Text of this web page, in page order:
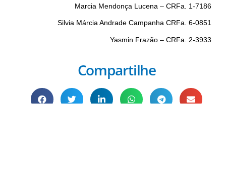
Marcia Mendonça Lucena – CRFa. 1-7186
Silvia Márcia Andrade Campanha CRFa. 6-0851
Yasmin Frazão – CRFa. 2-3933
Compartilhe